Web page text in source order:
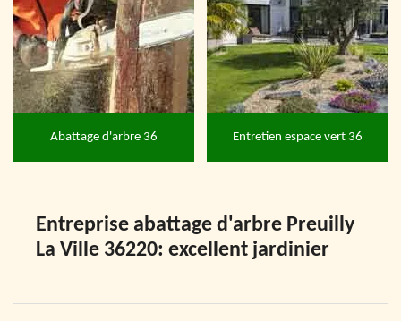
Abattage d'arbre 36 Entretien espace vert 36
Entreprise abattage d'arbre Preuilly
La Ville 36220: excellent jardinier